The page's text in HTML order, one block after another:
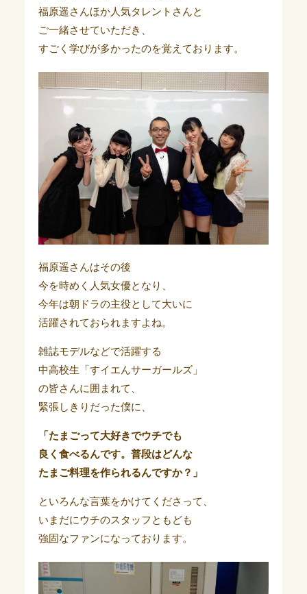
福原遥さんほか人気タレントさんと
ご一緒させていただき、
すごく学びが多かったのを覚えております。
福原遥さんはその後
今を時めく人気女優となり、
今年は朝ドラの主役として大いに
活躍されておられますよね。
雑誌モデルなどで活躍する
中高校生「すイエんサーガールズ」
の皆さんに囲まれて、
緊張しきりだった僕に、
「たまごって大好きでウチでも
良く食べるんです。普段はどんな
たまご料理を作られるんですか？」
といろんな言葉をかけてくださって、
いまだにウチのスタッフともども
強固なファンになっております。